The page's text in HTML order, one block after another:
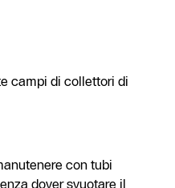
campi di collettori di
con tubi
dover svuotare il